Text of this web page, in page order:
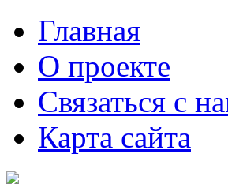
Главная
О проекте
Связаться с
Карта сайта